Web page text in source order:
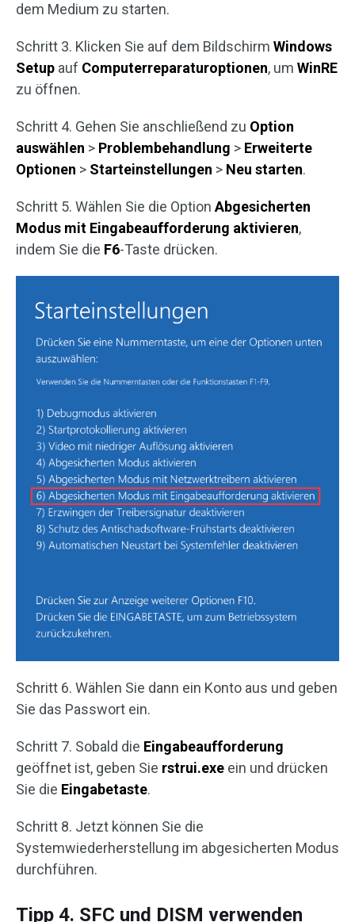
dem Medium zu starten.
Schritt 3. Klicken Sie auf dem Bildschirm Windows
Setup auf Computerreparaturoptionen, um WinRE
zu öffnen.
Schritt 4. Gehen Sie anschließend zu Option
auswählen > Problembehandlung > Erweiterte
Optionen > Starteinstellungen > Neu starten.
Schritt 5. Wählen Sie die Option Abgesicherten
Modus mit Eingabeaufforderung aktivieren,
indem Sie die F6-Taste drücken.
Schritt 6. Wählen Sie dann ein Konto aus und geben
Sie das Passwort ein.
Schritt 7. Sobald die Eingabeaufforderung
geöffnet ist, geben Sie rstrui.exe ein und drücken
Sie die Eingabetaste.
Schritt 8. Jetzt können Sie die
Systemwiederherstellung im abgesicherten Modus
durchführen.
Tipp 4. SFC und DISM verwenden